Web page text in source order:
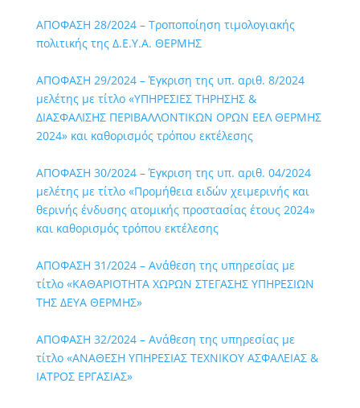
ΑΠΟΦΑΣΗ 28/2024 – Τροποποίηση τιμολογιακής
πολιτικής της Δ.Ε.Υ.Α. ΘΕΡΜΗΣ
ΑΠΟΦΑΣΗ 29/2024 – Έγκριση της υπ. αριθ. 8/2024
μελέτης με τίτλο «ΥΠΗΡΕΣΙΕΣ ΤΗΡΗΣΗΣ &
ΔΙΑΣΦΑΛΙΣΗΣ ΠΕΡΙΒΑΛΛΟΝΤΙΚΩΝ ΟΡΩΝ ΕΕΛ ΘΕΡΜΗΣ
2024» και καθορισμός τρόπου εκτέλεσης
ΑΠΟΦΑΣΗ 30/2024 – Έγκριση της υπ. αριθ. 04/2024
μελέτης με τίτλο «Προμήθεια ειδών χειμερινής και
θερινής ένδυσης ατομικής προστασίας έτους 2024»
και καθορισμός τρόπου εκτέλεσης
ΑΠΟΦΑΣΗ 31/2024 – Ανάθεση της υπηρεσίας με
τίτλο «ΚΑΘΑΡΙΟΤΗΤΑ ΧΩΡΩΝ ΣΤΕΓΑΣΗΣ ΥΠΗΡΕΣΙΩΝ
ΤΗΣ ΔΕΥΑ ΘΕΡΜΗΣ»
ΑΠΟΦΑΣΗ 32/2024 – Ανάθεση της υπηρεσίας με
τίτλο «ΑΝΑΘΕΣΗ ΥΠΗΡΕΣΙΑΣ ΤΕΧΝΙΚΟΥ ΑΣΦΑΛΕΙΑΣ &
ΙΑΤΡΟΣ ΕΡΓΑΣΙΑΣ»